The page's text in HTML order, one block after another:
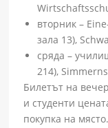
вторник –
зала 13),
сряда –
214),
Билетът на
и студенти
покупка на място.